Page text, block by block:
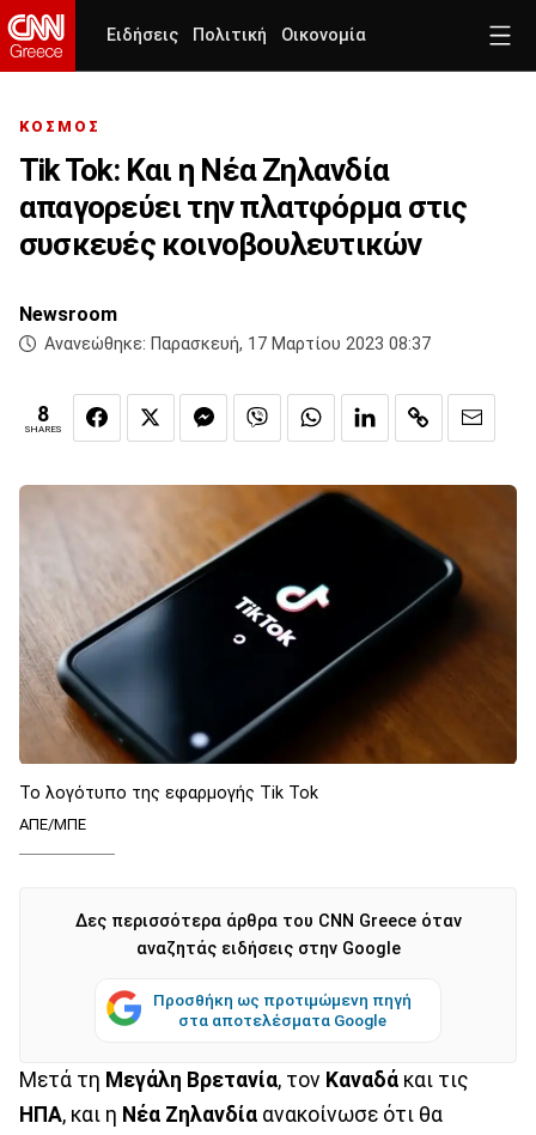
Ειδήσεις Πολιτική Οικονομία
ΚΟΣΜΟΣ
Tik Tok: Και η Νέα Ζηλανδία
απαγορεύει την πλατφόρμα στις
συσκευές κοινοβουλευτικών
Newsroom
Ανανεώθηκε: Παρασκευή, 17 Μαρτίου 2023 08:37
8
SHARES
Το λογότυπο της εφαρμογής Tik Tok
ΑΠΕ/ΜΠΕ
Δες περισσότερα άρθρα του CNN Greece όταν
αναζητάς ειδήσεις στην Google
Προσθήκη ως προτιμώμενη πηγή
στα αποτελέσματα Google
Μετά τη Μεγάλη Βρετανία, τον Καναδά και τις
ΗΠΑ, και η Νέα Ζηλανδία ανακοίνωσε ότι θα